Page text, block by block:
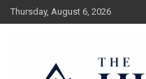
Skip
to
Thursday, August 6, 2026